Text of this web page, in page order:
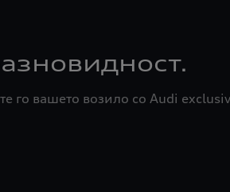
го вашето возило со Audi